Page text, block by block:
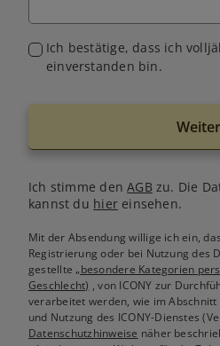
Ich bestätige, dass ich
einverstanden bin.
Weiter
Ich stimme denAGB zu. Die
kannst du hiereinsehen.
Mit der Absendung willige ich ein,
Registrierung oder bei Nutzung des
gestellte„besondere Kategorien
Geschlecht) , von ICONY zur
verarbeitet werden, wie im Abschnitt
und Nutzung des ICONY-Dienstes
Datenschutzhinweise näher